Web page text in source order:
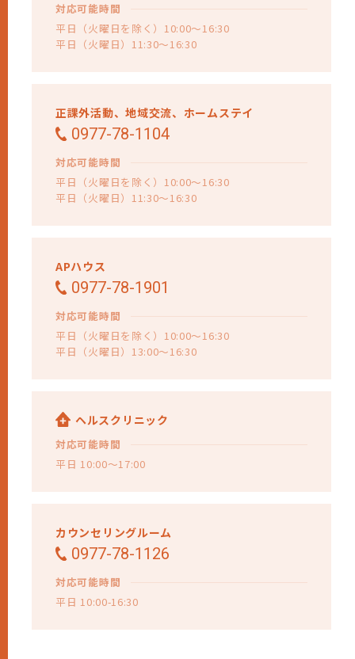
対応可能時間
平日（火曜日を除く）10:00～16:30
平日（火曜日）11:30～16:30
正課外活動、地域交流、 ホームステイ
0977-78-1104
対応可能時間
平日（火曜日を除く）10:00～16:30
平日（火曜日）11:30～16:30
APハウス
0977-78-1901
対応可能時間
平日（火曜日を除く）10:00～16:30
平日（火曜日）13:00～16:30
ヘルスクリニック
対応可能時間
平日 10:00～17:00
カウンセリングルーム
0977-78-1126
対応可能時間
平日 10:00-16:30